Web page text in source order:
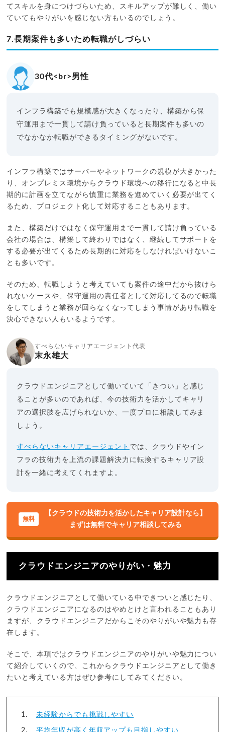
てスキルを身につけづらいため、スキルアップが難しく、働い
ていてもやりがいを感じない方もいるのでしょう。
7.長期案件も多いため転職がしづらい
30代<br>男性
インフラ構築でも規模感が大きくなったり、構築から保
守運用まで一貫して請け負っていると長期案件も多いの
でなかなか転職ができるタイミングがないです。
インフラ構築ではサーバーやネットワークの規模が大きかった
り、オンプレミス環境からクラウド環境への移行になると中長
期的に計画を立てながら慎重に業務を進めていく必要が出てく
るため、プロジェクト化して対応することもあります。
また、構築だけではなく保守運用まで一貫して請け負っている
会社の場合は、構築して終わりではなく、継続してサポートを
する必要が出てくるため長期的に対応をしなければいけないこ
とも多いです。
そのため、転職しようと考えていても案件の途中だから抜けら
れないケースや、保守運用の責任者として対応してるので転職
をしてしまうと業務が回らなくなってしまう事情があり転職を
決心できない人もいるようです。
すべらないキャリアエージェント代表
末永雄大
クラウドエンジニアとして働いていて「きつい」と感じ
ることが多いのであれば、今の技術力を活かしてキャリ
アの選択肢を広げられないか、一度プロに相談してみま
しょう。
すべらないキャリアエージェント では、クラウドやイン
フラの技術力を上流の課題解決力に転換するキャリア設
計を一緒に考えてくれますよ。
【クラウドの技術力を活かしたキャリア設計なら】
まずは無料でキャリア相談してみる
クラウドエンジニアのやりがい・魅力
クラウドエンジニアとして働いている中できついと感じたり、
クラウドエンジニアになるのはやめとけと言われることもあり
ますが、クラウドエンジニアだからこそのやりがいや魅力も存
在します。
そこで、本項ではクラウドエンジニアのやりがいや魅力につい
て紹介していくので、これからクラウドエンジニアとして働き
たいと考えている方はぜひ参考にしてみてください。
未経験からでも挑戦しやすい
平均年収が高く年収アップも目指しやすい